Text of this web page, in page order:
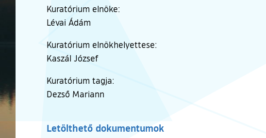
Kuratórium elnöke:
Lévai Ádám
Kuratórium elnökhelyettese:
Kaszál József
Kuratórium tagja:
Dezső Mariann
Letölthető dokumentumok